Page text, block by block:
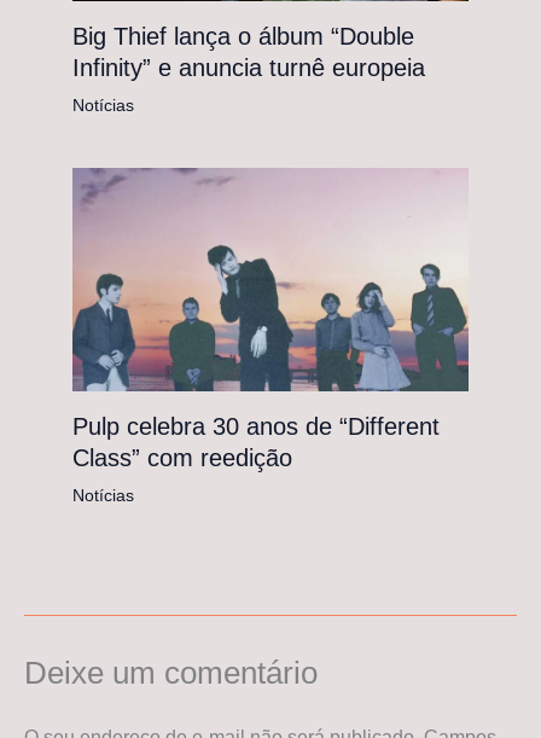
Big Thief lança o álbum “Double
Infinity” e anuncia turnê europeia
Notícias
Pulp celebra 30 anos de “Different
Class” com reedição
Notícias
Deixe um comentário